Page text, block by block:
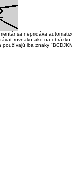
sa nepridáva
rovnako ako na
používajú iba znaky